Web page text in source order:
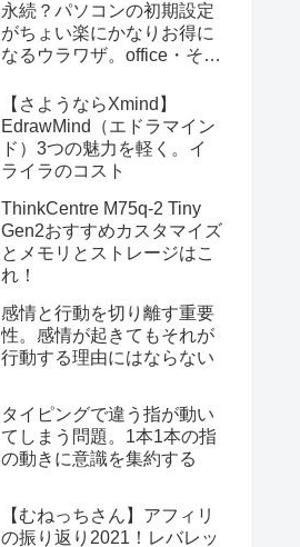
永続？パソコンの初期設定
がちょい楽にかなりお得に
なるウラワザ。office・その
【さようならXmind】
EdrawMind（エドラマイン
ド）3つの魅力を軽く。イ
ライラのコスト
ThinkCentre M75q-2 Tiny
Gen2おすすめカスタマイズ
とメモリとストレージはこ
れ！
感情と行動を切り離す重要
性。感情が起きてもそれが
行動する理由にはならない
タイピングで違う指が動い
てしまう問題。1本1本の指
の動きに意識を集約する
【むねっちさん】アフィリ
の振り返り2021！レバレッ